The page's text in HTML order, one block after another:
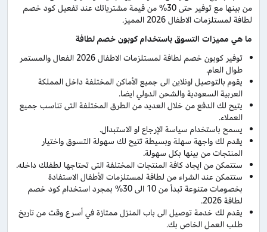
من بينها مع توفير حتى 30% من قيمة مشترياتك عند تفعيل كود خصم
لطافة لمستلزمات الاطفال 2026 المميز.
ما هي مميزات التسوق باستخدام كوبون خصم لطافة
توفير كوبون خصم لطافة لمستلزمات الاطفال 2026 الفعال والمستمر
طوال العام.
يقوم بالتوصيل اونلاين الى جميع الأماكن المختلفة داخل المملكة
العربية السعودية والشحن الدولي ايضا.
يتيح لك الدفع من خلال العديد من الطرق المختلفة التى تناسب جميع
العملاء.
يسمح باستخدام سياسة الإرجاع او الاستبدال.
يقدم لك واجهة سهلة وبسيطة تتيح لك سهولة التسوق واختيار
المنتجات من بينها بكل سهولة.
ستتمكن من ايجاد كافة المنتجات المختلفة التى تحتاجها لطفلك داخله.
ستتمكن عند الشراء من لطافة لمستلزمات الأطفال الاستفادة
بخصومات متنوعة تبدأ من 10 الى 30% بمجرد استخدام كود خصم
لطافة 2026.
يقدم لك خدمة توصيل الى باب المنزل ممتازة في أسرع وقت من تاريخ
طلب العمل الخاص بك.